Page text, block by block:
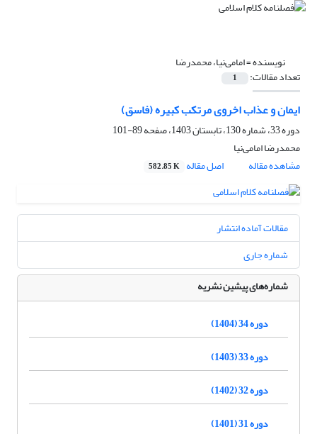
نویسنده =امامی‌نیا، محمدرضا
تعداد مقالات: 1
ایمان و عذاب اخروی مرتکب کبیره (فاسق)
دوره 33، شماره 130، تابستان 1403، صفحه
89-101
محمدرضا امامی‌نیا
مشاهده مقاله
اصل مقاله 582.85 K
مقالات آماده انتشار
شماره جاری
شماره‌های پیشین نشریه
دوره 34 (1404)
دوره 33 (1403)
دوره 32 (1402)
دوره 31 (1401)